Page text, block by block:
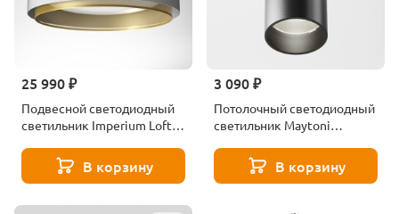
25 990 ₽
Подвесной светодиодный
светильник Imperium Loft
В корзину
3 090 ₽
Потолочный светодиодный
светильник Maytoni
L12B4K-W-BВ корзину